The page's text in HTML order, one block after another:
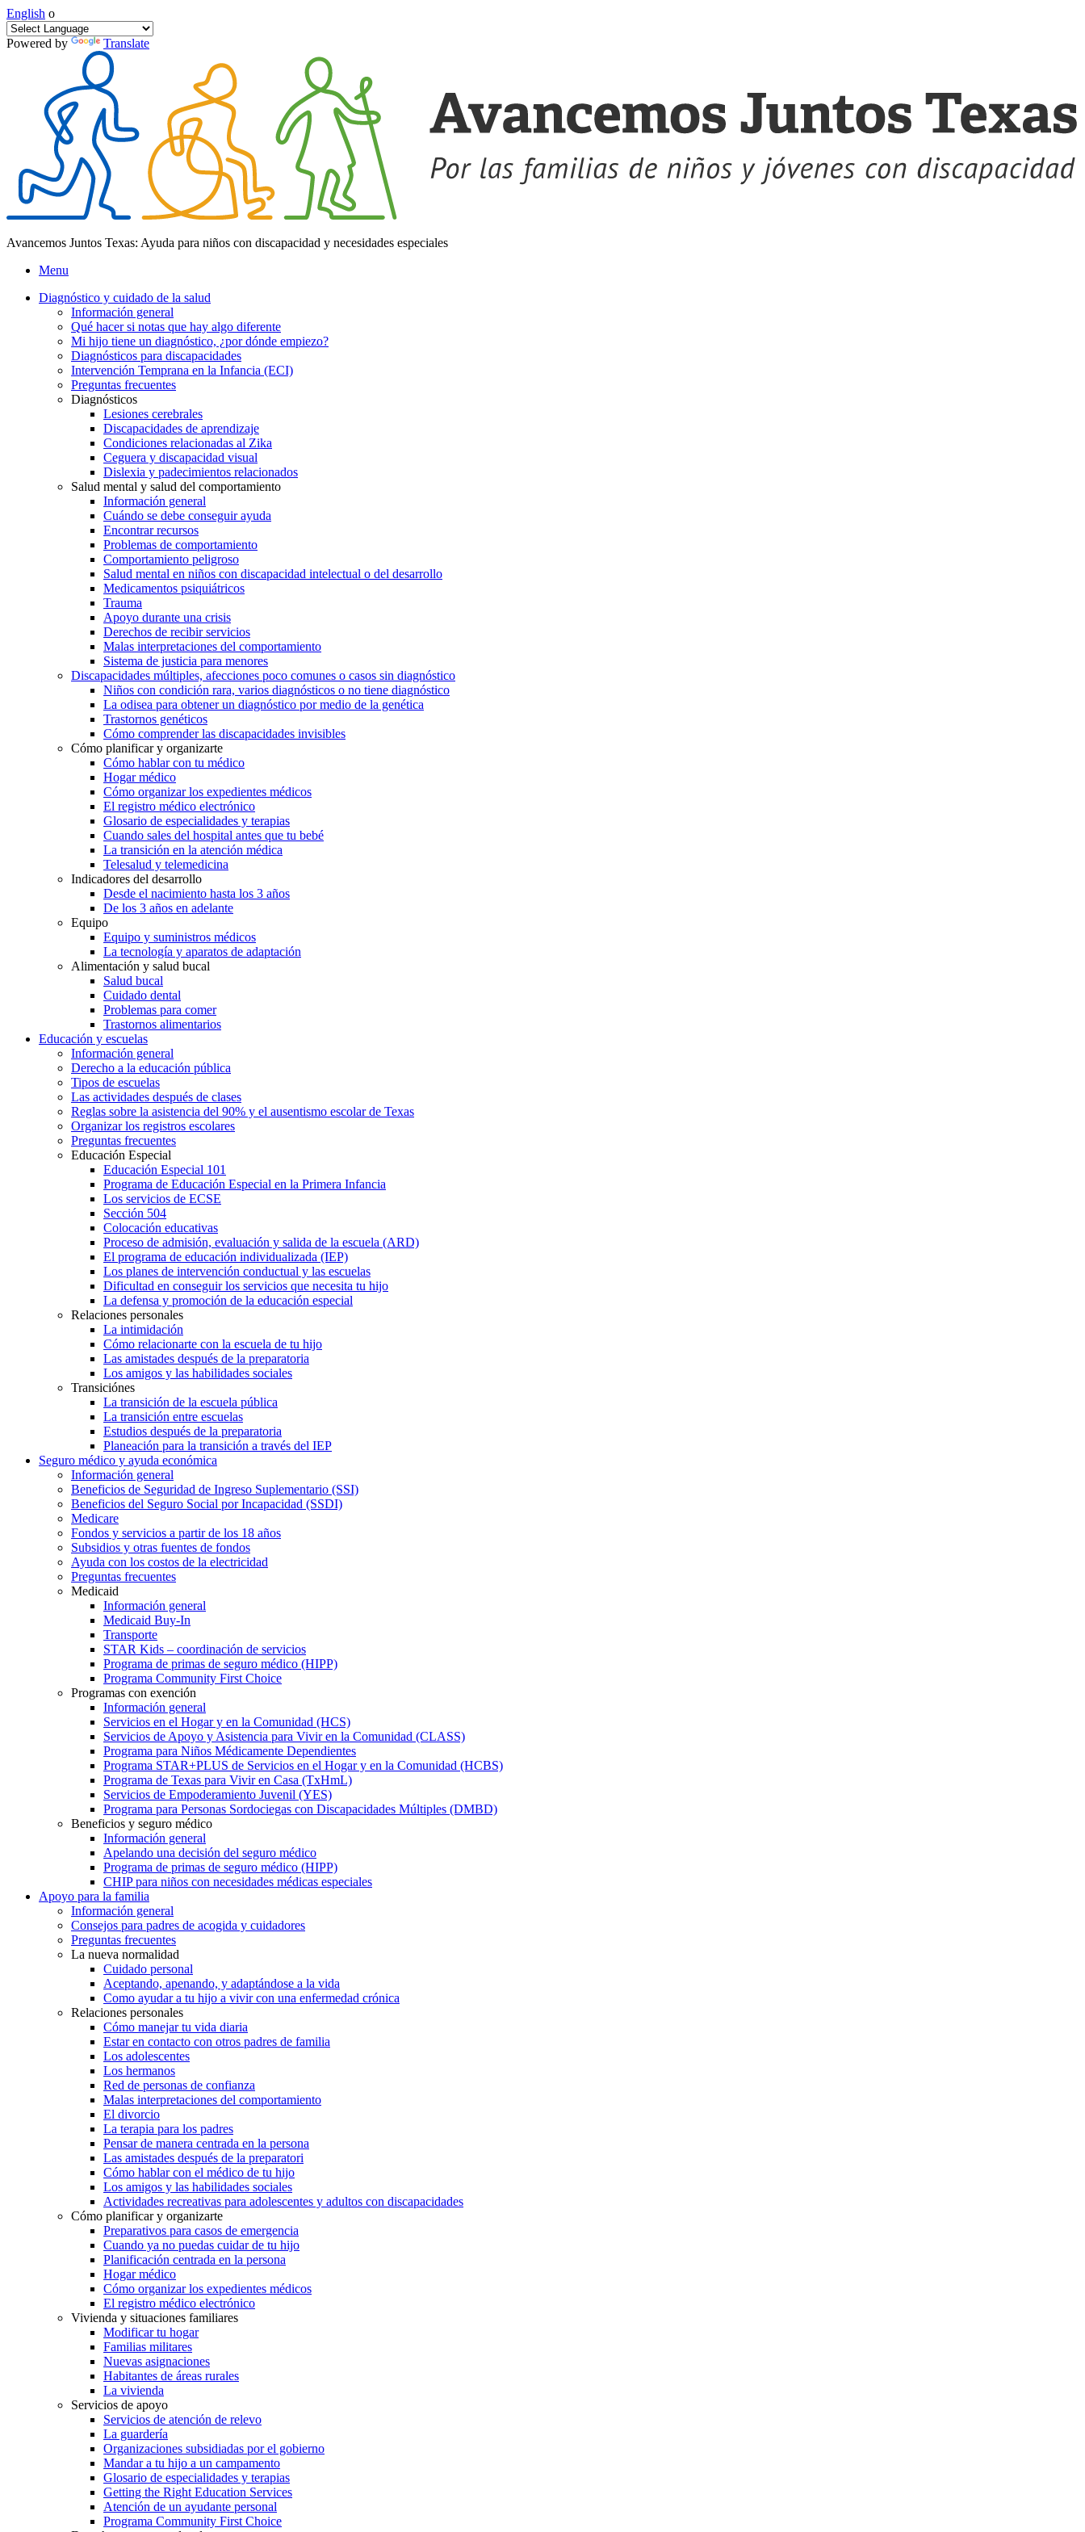
English o
Powered by Translate
Avancemos Juntos Texas: Ayuda para niños con discapacidad y necesidades especiales
Menu
Diagnóstico y cuidado de la salud
Información general
Qué hacer si notas que hay algo diferente
Mi hijo tiene un diagnóstico, ¿por dónde empiezo?
Diagnósticos para discapacidades
Intervención Temprana en la Infancia (ECI)
Preguntas frecuentes
Diagnósticos
Lesiones cerebrales
Discapacidades de aprendizaje
Condiciones relacionadas al Zika
Ceguera y discapacidad visual
Dislexia y padecimientos relacionados
Salud mental y salud del comportamiento
Información general
Cuándo se debe conseguir ayuda
Encontrar recursos
Problemas de comportamiento
Comportamiento peligroso
Salud mental en niños con discapacidad intelectual o del desarrollo
Medicamentos psiquiátricos
Trauma
Apoyo durante una crisis
Derechos de recibir servicios
Malas interpretaciones del comportamiento
Sistema de justicia para menores
Discapacidades múltiples, afecciones poco comunes o casos sin diagnóstico
Niños con condición rara, varios diagnósticos o no tiene diagnóstico
La odisea para obtener un diagnóstico por medio de la genética
Trastornos genéticos
Cómo comprender las discapacidades invisibles
Cómo planificar y organizarte
Cómo hablar con tu médico
Hogar médico
Cómo organizar los expedientes médicos
El registro médico electrónico
Glosario de especialidades y terapias
Cuando sales del hospital antes que tu bebé
La transición en la atención médica
Telesalud y telemedicina
Indicadores del desarrollo
Desde el nacimiento hasta los 3 años
De los 3 años en adelante
Equipo
Equipo y suministros médicos
La tecnología y aparatos de adaptación
Alimentación y salud bucal
Salud bucal
Cuidado dental
Problemas para comer
Trastornos alimentarios
Educación y escuelas
Información general
Derecho a la educación pública
Tipos de escuelas
Las actividades después de clases
Reglas sobre la asistencia del 90% y el ausentismo escolar de Texas
Organizar los registros escolares
Preguntas frecuentes
Educación Especial
Educación Especial 101
Programa de Educación Especial en la Primera Infancia
Los servicios de ECSE
Sección 504
Colocación educativas
Proceso de admisión, evaluación y salida de la escuela (ARD)
El programa de educación individualizada (IEP)
Los planes de intervención conductual y las escuelas
Dificultad en conseguir los servicios que necesita tu hijo
La defensa y promoción de la educación especial
Relaciones personales
La intimidación
Cómo relacionarte con la escuela de tu hijo
Las amistades después de la preparatoria
Los amigos y las habilidades sociales
Transiciónes
La transición de la escuela pública
La transición entre escuelas
Estudios después de la preparatoria
Planeación para la transición a través del IEP
Seguro médico y ayuda económica
Información general
Beneficios de Seguridad de Ingreso Suplementario (SSI)
Beneficios del Seguro Social por Incapacidad (SSDI)
Medicare
Fondos y servicios a partir de los 18 años
Subsidios y otras fuentes de fondos
Ayuda con los costos de la electricidad
Preguntas frecuentes
Medicaid
Información general
Medicaid Buy-In
Transporte
STAR Kids – coordinación de servicios
Programa de primas de seguro médico (HIPP)
Programa Community First Choice
Programas con exención
Información general
Servicios en el Hogar y en la Comunidad (HCS)
Servicios de Apoyo y Asistencia para Vivir en la Comunidad (CLASS)
Programa para Niños Médicamente Dependientes
Programa STAR+PLUS de Servicios en el Hogar y en la Comunidad (HCBS)
Programa de Texas para Vivir en Casa (TxHmL)
Servicios de Empoderamiento Juvenil (YES)
Programa para Personas Sordociegas con Discapacidades Múltiples (DMBD)
Beneficios y seguro médico
Información general
Apelando una decisión del seguro médico
Programa de primas de seguro médico (HIPP)
CHIP para niños con necesidades médicas especiales
Apoyo para la familia
Información general
Consejos para padres de acogida y cuidadores
Preguntas frecuentes
La nueva normalidad
Cuidado personal
Aceptando, apenando, y adaptándose a la vida
Como ayudar a tu hijo a vivir con una enfermedad crónica
Relaciones personales
Cómo manejar tu vida diaria
Estar en contacto con otros padres de familia
Los adolescentes
Los hermanos
Red de personas de confianza
Malas interpretaciones del comportamiento
El divorcio
La terapia para los padres
Pensar de manera centrada en la persona
Las amistades después de la preparatori
Cómo hablar con el médico de tu hijo
Los amigos y las habilidades sociales
Actividades recreativas para adolescentes y adultos con discapacidades
Cómo planificar y organizarte
Preparativos para casos de emergencia
Cuando ya no puedas cuidar de tu hijo
Planificación centrada en la persona
Hogar médico
Cómo organizar los expedientes médicos
El registro médico electrónico
Vivienda y situaciones familiares
Modificar tu hogar
Familias militares
Nuevas asignaciones
Habitantes de áreas rurales
La vivienda
Servicios de apoyo
Servicios de atención de relevo
La guardería
Organizaciones subsidiadas por el gobierno
Mandar a tu hijo a un campamento
Glosario de especialidades y terapias
Getting the Right Education Services
Atención de un ayudante personal
Programa Community First Choice